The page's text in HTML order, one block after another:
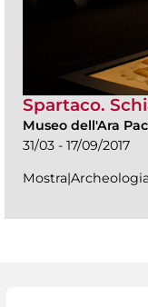
Spartaco.
Museo dell'Ara
31/03 - 17/09/2017
Mostra|Archeologia